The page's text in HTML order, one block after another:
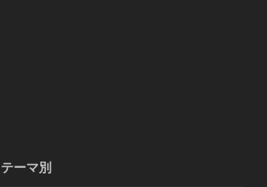
テーマ別